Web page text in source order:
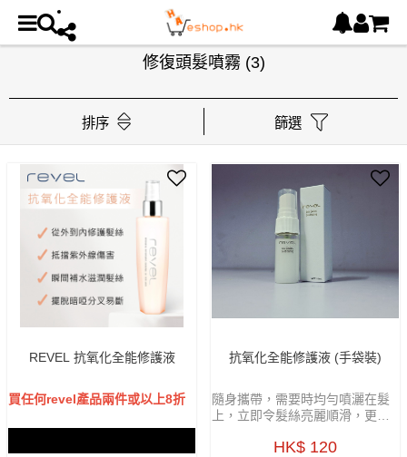
修復頭髮噴霧 (3)
排序 篩選
REVEL 抗氧化全能修護液
買任何revel產品兩件或以上8折
抗氧化全能修護液 (手袋裝)
隨身攜帶，需要時均勻噴灑在髮
上，立即令髮絲亮麗順滑，更可
及乾燥等情況，保持秀髮亮麗、
HK$ 120